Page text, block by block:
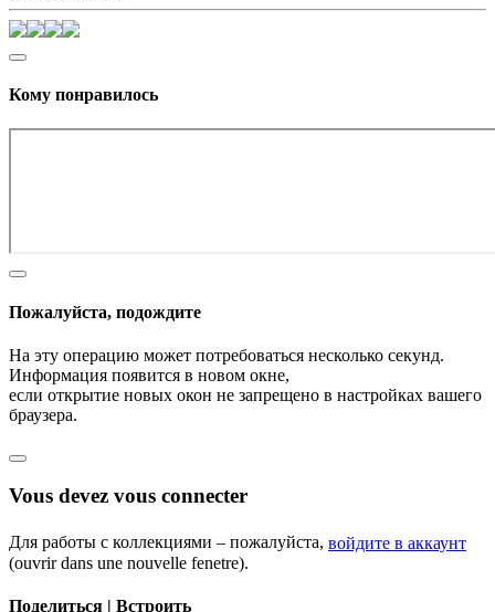
Кому понравилось
Пожалуйста, подождите
На эту операцию может потребоваться несколько секунд.
Информация появится в новом окне,
если открытие новых окон не запрещено в настройках вашего
браузера.
Vous devez vous connecter
Для работы с коллекциями – пожалуйста, войдите в аккаунт
(ouvrir dans une nouvelle fenetre).
Поделиться | Встроить